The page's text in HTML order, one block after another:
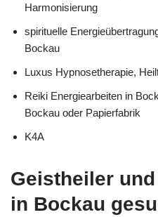
Harmonisierung
spirituelle
Bockau
Luxus Hypnosetherapie,
Reiki Energiearbeiten in
Bockau oder Papierfabrik
K4A
Geistheiler
in Bockau